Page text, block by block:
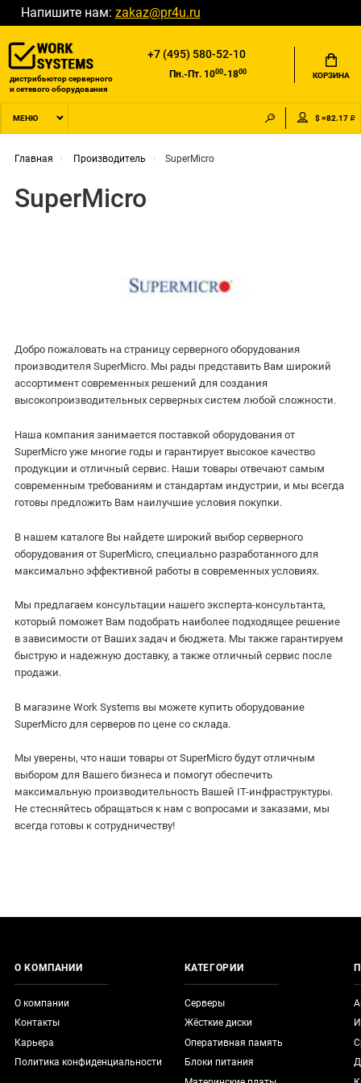
Напишите нам: zakaz@pr4u.ru
дистрибьютор серверного
и сетевого оборудования
+7 (495) 580-52-10
Пн.-Пт. 1000-1800 КОРЗИНА
МЕНЮ $ =82.17 ₽
Главная Производитель SuperMicro
SuperMicro
Добро пожаловать на страницу серверного оборудования
производителя SuperMicro. Мы рады представить Вам широкий
ассортимент современных решений для создания
высокопроизводительных серверных систем любой сложности.
Наша компания занимается поставкой оборудования от
SuperMicro уже многие годы и гарантирует высокое качество
продукции и отличный сервис. Наши товары отвечают самым
современным требованиям и стандартам индустрии, и мы всегда
готовы предложить Вам наилучшие условия покупки.
В нашем каталоге Вы найдете широкий выбор серверного
оборудования от SuperMicro, специально разработанного для
максимально эффективной работы в современных условиях.
Мы предлагаем консультации нашего эксперта-консультанта,
который поможет Вам подобрать наиболее подходящее решение
в зависимости от Ваших задач и бюджета. Мы также гарантируем
быструю и надежную доставку, а также отличный сервис после
продажи.
В магазине Work Systems вы можете купить оборудование
SuperMicro для серверов по цене со склада.
Мы уверены, что наши товары от SuperMicro будут отличным
выбором для Вашего бизнеса и помогут обеспечить
максимальную производительность Вашей IT-инфраструктуры.
Не стесняйтесь обращаться к нам с вопросами и заказами, мы
всегда готовы к сотрудничеству!
О КОМПАНИИ
О компании
Контакты
Карьера
Политика конфиденциальности
КАТЕГОРИИ
Серверы
Жёсткие диски
Оперативная память
Блоки питания